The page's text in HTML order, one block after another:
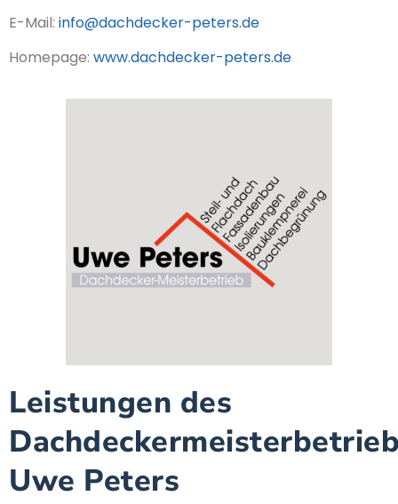
E-Mail: info@dachdecker-peters.de
Homepage: www.dachdecker-peters.de
Leistungen des
Uwe Peters